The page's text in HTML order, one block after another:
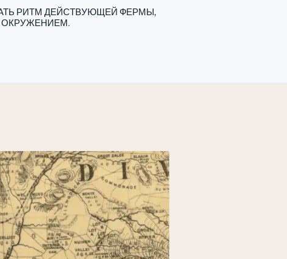
РИТМ ДЕЙСТВУЮЩЕЙ ФЕРМЫ,